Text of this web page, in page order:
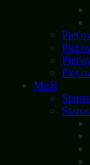
Muži